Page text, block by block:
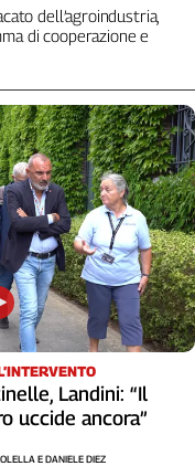
dell’agroindustria,
di cooperazione e
Landini: “Il
uccide ancora”
E DANIELE DIEZ